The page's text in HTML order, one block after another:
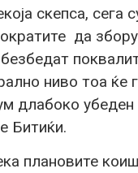
скепса, сега
да
ниво тоа ќе
длабоко убеден
Битиќи.
плановите